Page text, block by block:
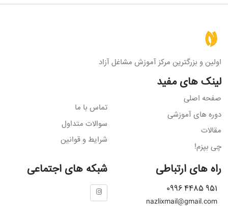
اولین و بزرگترین مرکز آموزش مشاغل آزاد
لینک های مفید
صفحه اصلی
دوره های آموزشی
مقالات
چی بپزم!
تماس با ما
سوالات متداول
شرایط و قوانین
راه های ارتباطی
951 4485 0996
nazlixmail@gmail.com
شبکه های اجتماعی